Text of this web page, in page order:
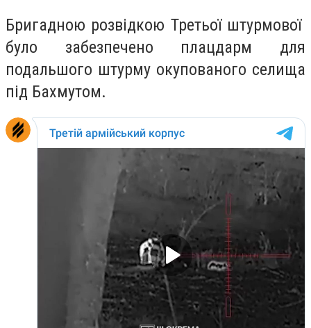
Бригадною розвідкою Третьої штурмової
було забезпечено плацдарм для
подальшого штурму окупованого селища
під Бахмутом.